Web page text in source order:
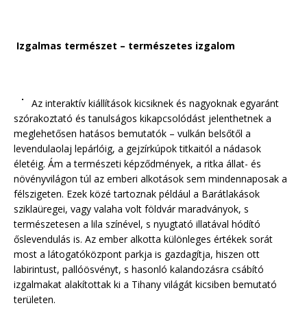
Izgalmas természet – természetes izgalom
Az interaktív kiállítások kicsiknek és nagyoknak egyaránt
szórakoztató és tanulságos kikapcsolódást jelenthetnek a
meglehetősen hatásos bemutatók – vulkán belsőtől a
levendulaolaj lepárlóig, a gejzírkúpok titkaitól a nádasok
életéig. Ám a természeti képződmények, a ritka állat- és
növényvilágon túl az emberi alkotások sem mindennaposak a
félszigeten. Ezek közé tartoznak például a Barátlakások
sziklaüregei, vagy valaha volt földvár maradványok, s
természetesen a lila színével, s nyugtató illatával hódító
őslevendulás is. Az ember alkotta különleges értékek sorát
most a látogatóközpont parkja is gazdagítja, hiszen ott
labirintust, pallóösvényt, s hasonló kalandozásra csábító
izgalmakat alakítottak ki a Tihany világát kicsiben bemutató
területen.